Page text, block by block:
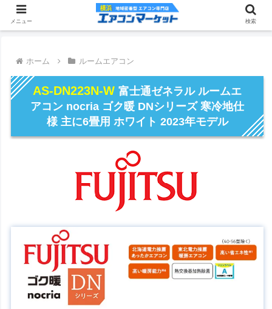
ホーム ルームエアコン
AS-DN223N-W富士通ゼネラル ルームエ
アコン nocria ゴク暖 DNシリーズ 寒冷地仕
様 主に6畳用 ホワイト 2023年モデル
メニュー 検索